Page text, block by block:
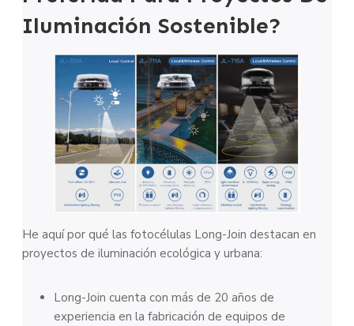
Iluminación Sostenible?
He aquí por qué las fotocélulas Long-Join destacan en
proyectos de iluminación ecológica y urbana:
Long-Join cuenta con más de 20 años de
experiencia en la fabricación de equipos de